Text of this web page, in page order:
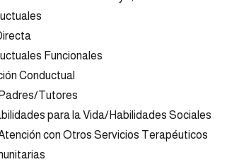
Funcionales
Conductual
Tutores
para la Vida/Habilidades Sociales
con Otros Servicios Terapéuticos